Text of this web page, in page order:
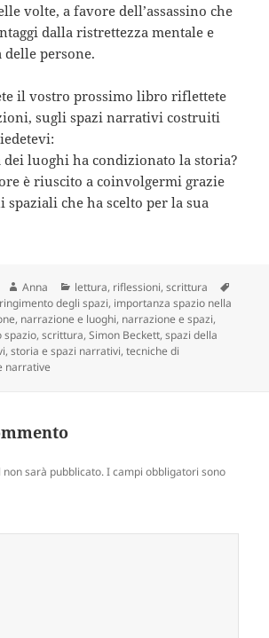
volte, a favore dell’assassino che
dalla ristrettezza mentale e
persone.
il vostro prossimo libro riflettete
sugli spazi narrativi costruiti
dei luoghi ha condizionato la storia?
è riuscito a coinvolgermi grazie
spaziali che ha scelto per la sua
Autore
Anna Categorie
lettura, riflessioni,scrittura
degli spazi, importanza spazio nella
, narrazione e luoghi, narrazione e spazi,
spazio,scrittura,Simon Beckett,spazi della
,storia e spazi narrativi,tecniche di
narrative
sarà pubblicato. I campi obbligatori sono